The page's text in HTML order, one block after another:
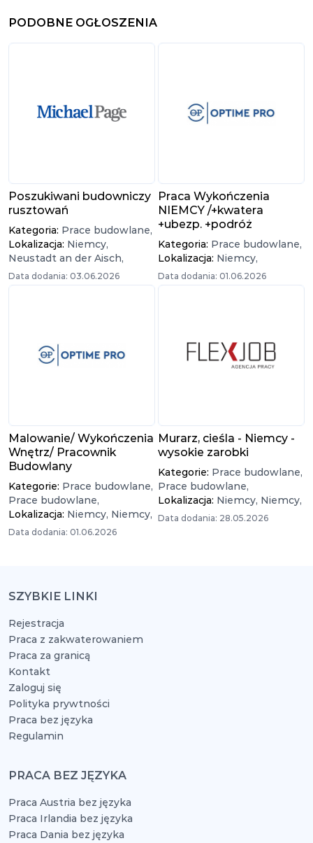
PODOBNE OGŁOSZENIA
Poszukiwani budowniczy
rusztowań
Kategoria: Prace budowlane,
Lokalizacja: Niemcy,
Neustadt an der Aisch,
Data dodania: 03.06.2026
Praca Wykończenia
NIEMCY /+kwatera
+ubezp. +podróż
Kategoria: Prace budowlane,
Lokalizacja: Niemcy,
Data dodania: 01.06.2026
Malowanie/ Wykończenia
Wnętrz/ Pracownik
Budowlany
Kategorie: Prace budowlane,
Prace budowlane,
Lokalizacja: Niemcy, Niemcy,
Data dodania: 01.06.2026
Murarz, cieśla - Niemcy -
wysokie zarobki
Kategorie: Prace budowlane,
Prace budowlane,
Lokalizacja: Niemcy, Niemcy,
Data dodania: 28.05.2026
SZYBKIE LINKI
Rejestracja
Praca z zakwaterowaniem
Praca za granicą
Kontakt
Zaloguj się
Polityka prywtności
Praca bez języka
Regulamin
PRACA BEZ JĘZYKA
Praca Austria bez języka
Praca Irlandia bez języka
Praca Dania bez języka